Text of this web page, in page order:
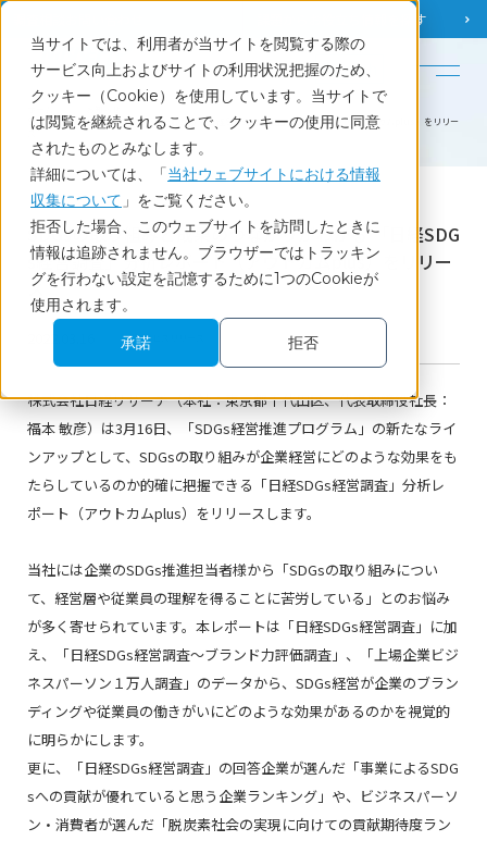
当サイトでは、利用者が当サイトを閲覧する際の
サービス向上およびサイトの利用状況把握のため、
クッキー（Cookie）を使用しています。当サイトで
は閲覧を継続されることで、クッキーの使用に同意
されたものとみなします。
詳細については、「当社ウェブサイトにおける情報
収集について 」をご覧ください。
拒否した場合、このウェブサイトを訪問したときに
情報は追跡されません。ブラウザーではトラッキン
グを行わない設定を記憶するために1つのCookieが
使用されます。
承諾
拒否
お役立ち情報を探す
English
SDGsの取り組みと成果のつながりがわかる 「日経SDGs経営調査」分析レポート（アウトカムplus）をリリー
ス
News
SDGsの取り組みと成果のつながりがわかる 「日経SDG
s経営調査」分析レポート（アウトカムplus）をリリー
ス
サービスリリース
株式会社日経リサーチ（本社：東京都千代田区、代表取締役社長：
福本 敏彦）は3月16日、「SDGs経営推進プログラム」の新たなライ
ンアップとして、SDGsの取り組みが企業経営にどのような効果をも
たらしているのか的確に把握できる「日経SDGs経営調査」分析レ
ポート（アウトカムplus）をリリースします。
当社には企業のSDGs推進担当者様から「SDGsの取り組みについ
て、経営層や従業員の理解を得ることに苦労している」とのお悩み
が多く寄せられています。本レポートは「日経SDGs経営調査」に加
え、「日経SDGs経営調査～ブランド力評価調査」、「上場企業ビジ
ネスパーソン１万人調査」のデータから、SDGs経営が企業のブラン
ディングや従業員の働きがいにどのような効果があるのかを視覚的
に明らかにします。
更に、「日経SDGs経営調査」の回答企業が選んだ「事業によるSDG
sへの貢献が優れていると思う企業ランキング」や、ビジネスパーソ
ン・消費者が選んだ「脱炭素社会の実現に向けての貢献期待度ラン